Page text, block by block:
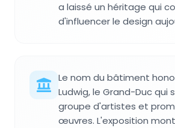
a laissé un héritage qui
d'influencer le design
Le nom du bâtiment
Ludwig, le Grand-Duc qui
groupe d'artistes et
œuvres. L'exposition